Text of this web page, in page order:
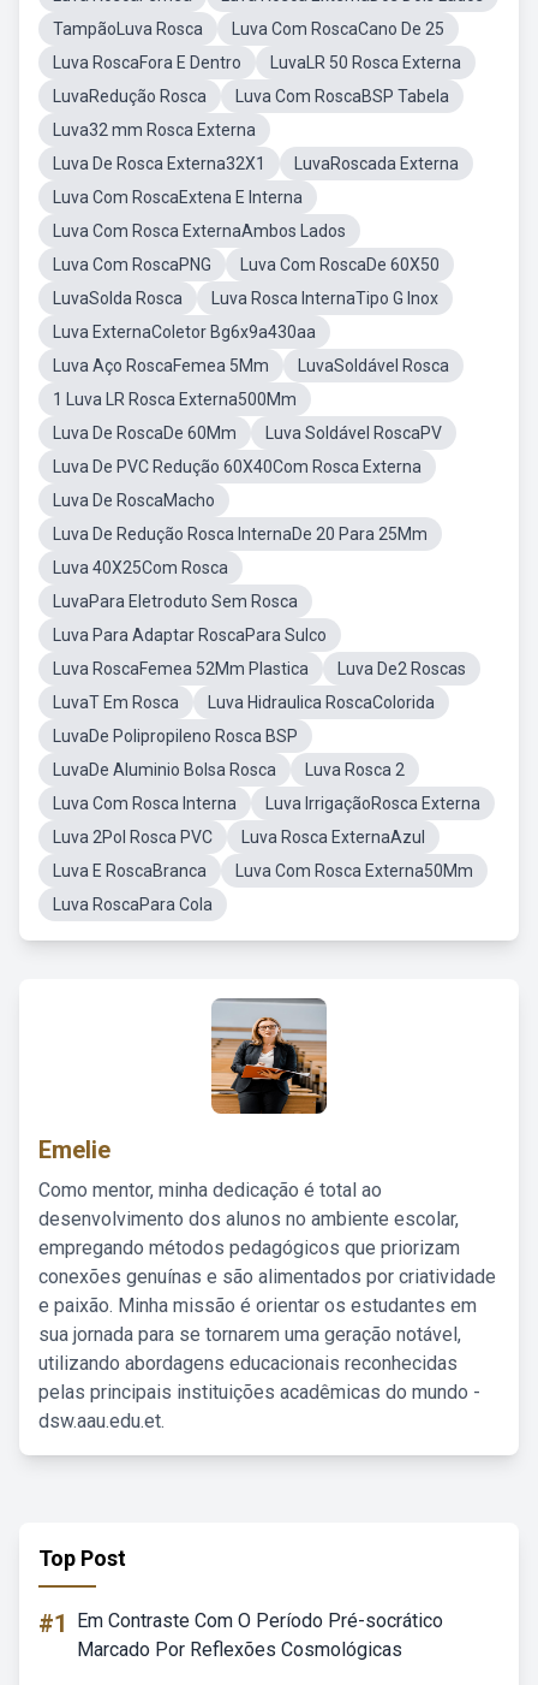
TampãoLuva Rosca
Luva Com RoscaCano De 25
Luva RoscaFora E Dentro
LuvaLR 50 Rosca Externa
LuvaRedução Rosca
Luva Com RoscaBSP Tabela
Luva32 mm Rosca Externa
Luva De Rosca Externa32X1
LuvaRoscada Externa
Luva Com RoscaExtena E Interna
Luva Com Rosca ExternaAmbos Lados
Luva Com RoscaPNG
Luva Com RoscaDe 60X50
LuvaSolda Rosca
Luva Rosca InternaTipo G Inox
Luva ExternaColetor Bg6x9a430aa
Luva Aço RoscaFemea 5Mm
LuvaSoldável Rosca
1 Luva LR Rosca Externa500Mm
Luva De RoscaDe 60Mm
Luva Soldável RoscaPV
Luva De PVC Redução 60X40Com Rosca Externa
Luva De RoscaMacho
Luva De Redução Rosca InternaDe 20 Para 25Mm
Luva 40X25Com Rosca
LuvaPara Eletroduto Sem Rosca
Luva Para Adaptar RoscaPara Sulco
Luva RoscaFemea 52Mm Plastica
Luva De2 Roscas
LuvaT Em Rosca
Luva Hidraulica RoscaColorida
LuvaDe Polipropileno Rosca BSP
LuvaDe Aluminio Bolsa Rosca
Luva Rosca 2
Luva Com Rosca Interna
Luva IrrigaçãoRosca Externa
Luva 2Pol Rosca PVC
Luva Rosca ExternaAzul
Luva E RoscaBranca
Luva Com Rosca Externa50Mm
Luva RoscaPara Cola
Emelie
Como mentor, minha dedicação é total ao
desenvolvimento dos alunos no ambiente escolar,
empregando métodos pedagógicos que priorizam
conexões genuínas e são alimentados por criatividade
e paixão. Minha missão é orientar os estudantes em
sua jornada para se tornarem uma geração notável,
utilizando abordagens educacionais reconhecidas
pelas principais instituições acadêmicas do mundo -
dsw.aau.edu.et.
Top Post
#1
Em Contraste Com O Período Pré-socrático
Marcado Por Reflexões Cosmológicas